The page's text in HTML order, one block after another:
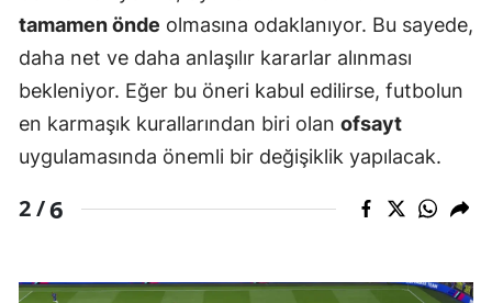
tamamen önde olmasına odaklanıyor. Bu sayede,
daha net ve daha anlaşılır kararlar alınması
bekleniyor. Eğer bu öneri kabul edilirse, futbolun
en karmaşık kurallarından biri olan ofsayt
uygulamasında önemli bir değişiklik yapılacak.
2 /6